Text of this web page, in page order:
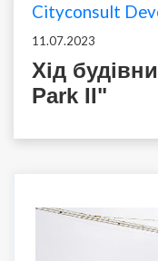
Cityconsult
11.07.2023
Хід
Park II"